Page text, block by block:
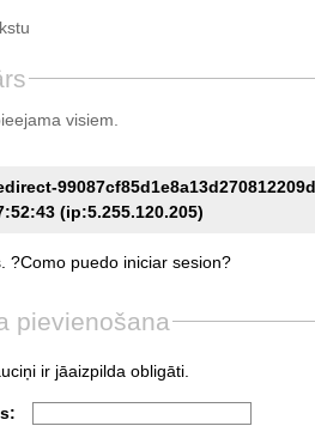
visiem.
(ip:5.255.120.205)
?Como puedo iniciar sesion?
pievienošana
ir jāaizpilda obligāti.